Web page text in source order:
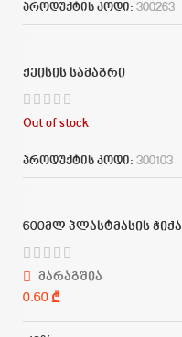
პროდუქტის კოდი: 300263
ქეისის სამაგრი
Out of stock
პროდუქტის კოდი: 300103
600მლ პლასტმასის ჭიქა
მარაგშია
₾